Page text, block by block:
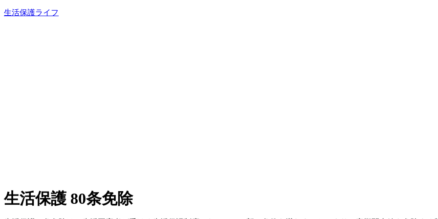
内
生活保護ライフ
生活保護 80条免除